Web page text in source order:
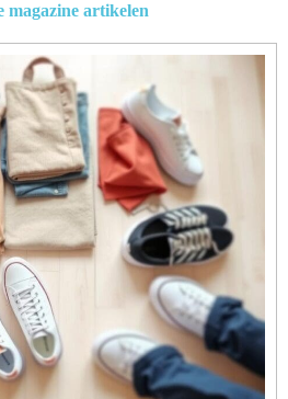
magazine artikelen